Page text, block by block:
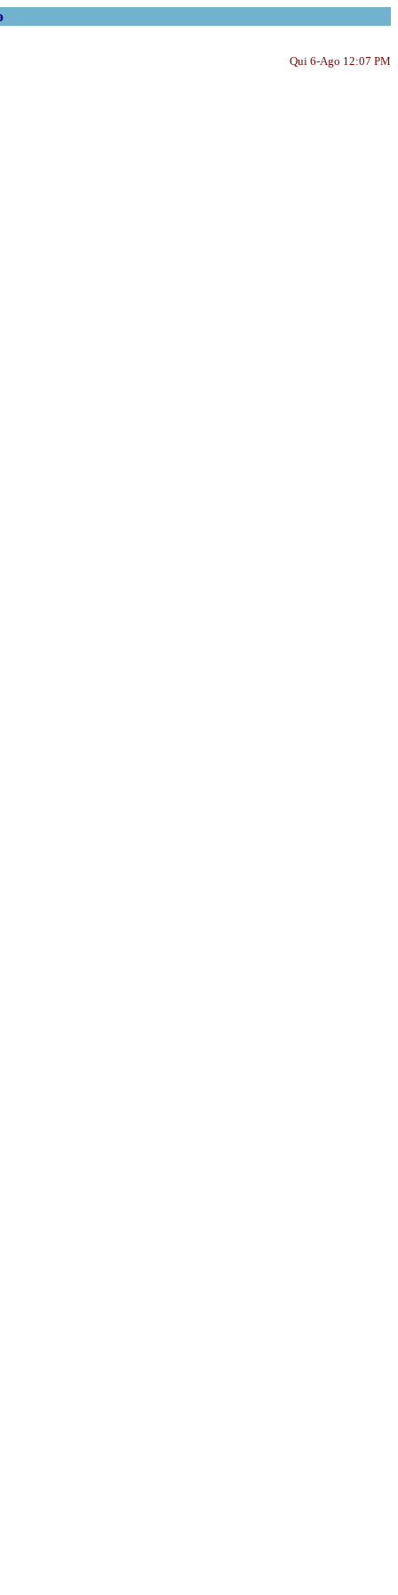
Qui 6-Ago 12:07 PM